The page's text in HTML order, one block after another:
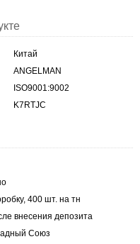
Китай
ANGELMAN
ISO9001:9002
K7RTJC
400 шт. на тн
внесения депозита
Союз